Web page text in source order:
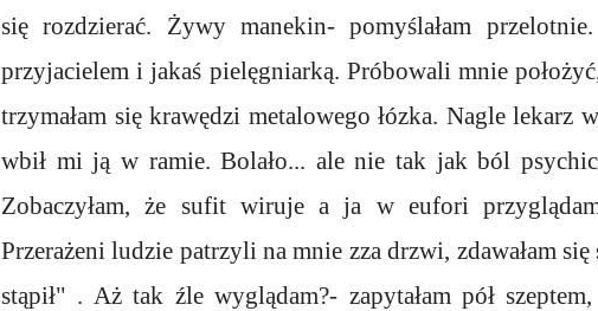
się rozdzierać. Żywy manekin- pomyślałam
przyjacielem i jakaś pielęgniarką. Próbowali mnie
trzymałam się krawędzi metalowego łózka. Nagle lekarz
wbił mi ją w ramie. Bolało... ale nie tak jak ból
Zobaczyłam, że sufit wiruje a ja w eufori
Przerażeni ludzie patrzyli na mnie zza drzwi, zdawałam
stąpił" . Aż tak źle wyglądam?- zapytałam pół